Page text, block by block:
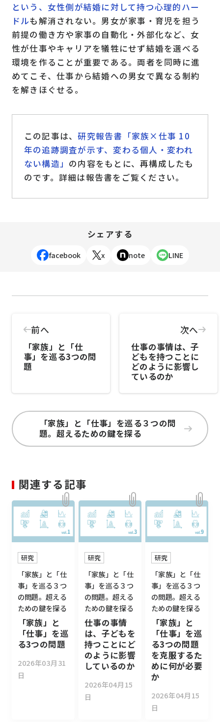
という、女性側が結婚に対して持つ心理的ハー
ドルも解消されない。男女が家事・育児を担う
前提の働き方や家事の自動化・外部化など、女
性が仕事やキャリアを犠牲にせず結婚を選べる
環境を作ることが重要である。両者を同時に進
めてこそ、仕事から結婚への男女で異なる制約
を解きほぐせる。
この記事は、研究報告書「家族×仕事 10
年の追跡調査が示す、変わる個人・変われ
ない構造」 の内容をもとに、再構成したも
のです。詳細は報告書をご覧ください。
シェアする
facebook x note LINE
前へ
「家族」と「仕
事」を巡る3つの問
題
次へ
仕事の事情は、子
どもを持つことに
どのように影響し
ているのか
「家族」と「仕事」を巡る３つの問
題。超えるための鍵を探る
関連する記事
研究
「家族」と「仕
事」を巡る３つ
の問題。超える
ための鍵を探る
「家族」と
「仕事」を巡
る3つの問題
2026年03月31
日
研究
「家族」と「仕
事」を巡る３つ
の問題。超える
ための鍵を探る
仕事の事情
は、子どもを
持つことにど
のように影響
しているのか
2026年04月15
日
研究
「家族」と「仕
事」を巡る３つ
の問題。超える
ための鍵を探る
「家族」と
「仕事」を巡
る3つの問題
を克服するた
めに何が必要
か
2026年04月15
日